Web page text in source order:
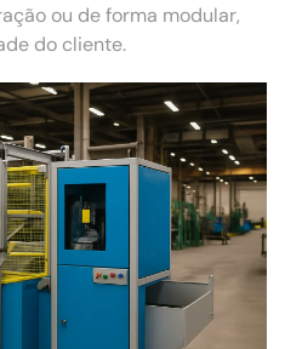
ou de forma modular,
do cliente.